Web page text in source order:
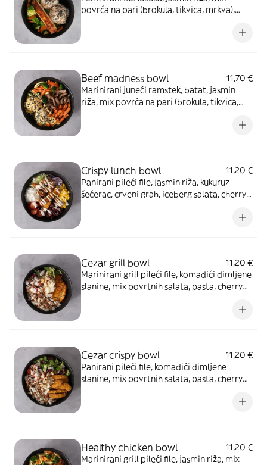
povrća na pari (brokula, tikvica, mrkva),
Beef madness bowl
11,70 €
Marinirani juneći ramstek, batat, jasmin
riža, mix povrća na pari (brokula, tikvica,
Crispy lunch bowl
11,20 €
Panirani pileći file, jasmin riža, kukuruz
šećerac, crveni grah, iceberg salata, cherry
Cezar grill bowl
11,20 €
Marinirani grill pileći file, komadići dimljene
slanine, mix povrtnih salata, pasta, cherry
Cezar crispy bowl
11,20 €
Panirani pileći file, komadići dimljene
slanine, mix povrtnih salata, pasta, cherry
Healthy chicken bowl
11,20 €
Marinirani grill pileći file, jasmin riža, mix